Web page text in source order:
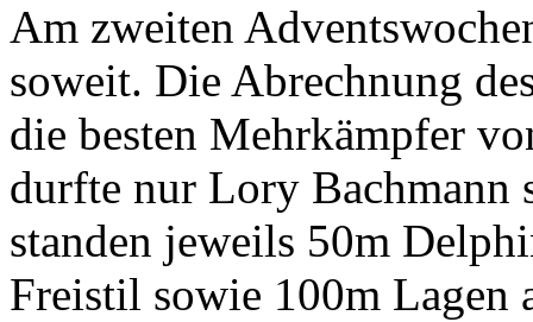
Am zweiten
soweit. Die Abrechnung
die besten Mehrkämpfer
durfte nur Lory Bachmann
standen jeweils 50m
Freistil sowie 100m Lagen